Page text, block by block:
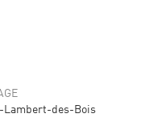
Lambert-des-Bois